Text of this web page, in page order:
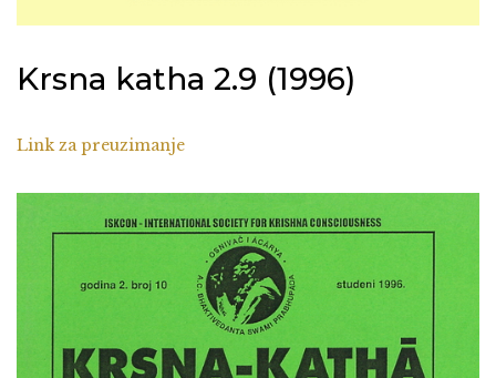
Krsna katha 2.9 (1996)
Link za preuzimanje